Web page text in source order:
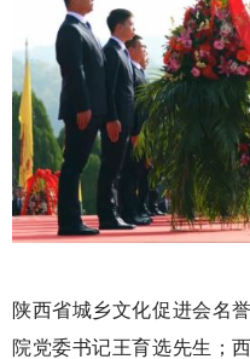
陕西省城乡文化促进会名
院党委书记王育选先生；